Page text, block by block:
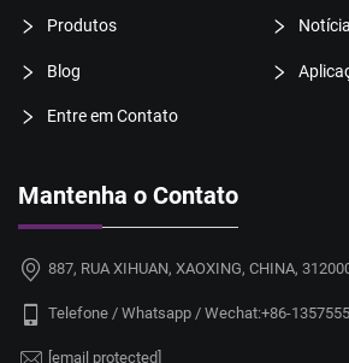
Produtos
Blog
Entre em Contato
Mantenha o Contato
887, RUA XIHUAN, XAOXING, CHINA,
Telefone / Whatsapp / Wechat:+86-
[email protected]